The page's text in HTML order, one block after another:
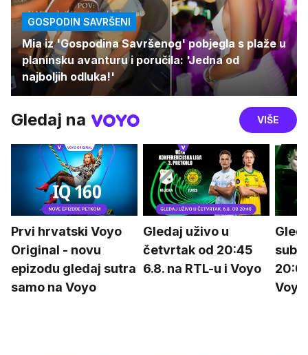
GOSPODIN SAVRŠENI
Mia iz 'Gospodina Savršenog' pobjegla s plaže u
planinsku avanturu i poručila: 'Jedna od
najboljih odluka!'
Gledaj na VIŠE
Prvi hrvatski Voyo
Original - novu
epizodu gledaj sutra
samo na Voyo
Gledaj uživo u
četvrtak od 20:45
6.8. na RTL-u i Voyo
Voyo